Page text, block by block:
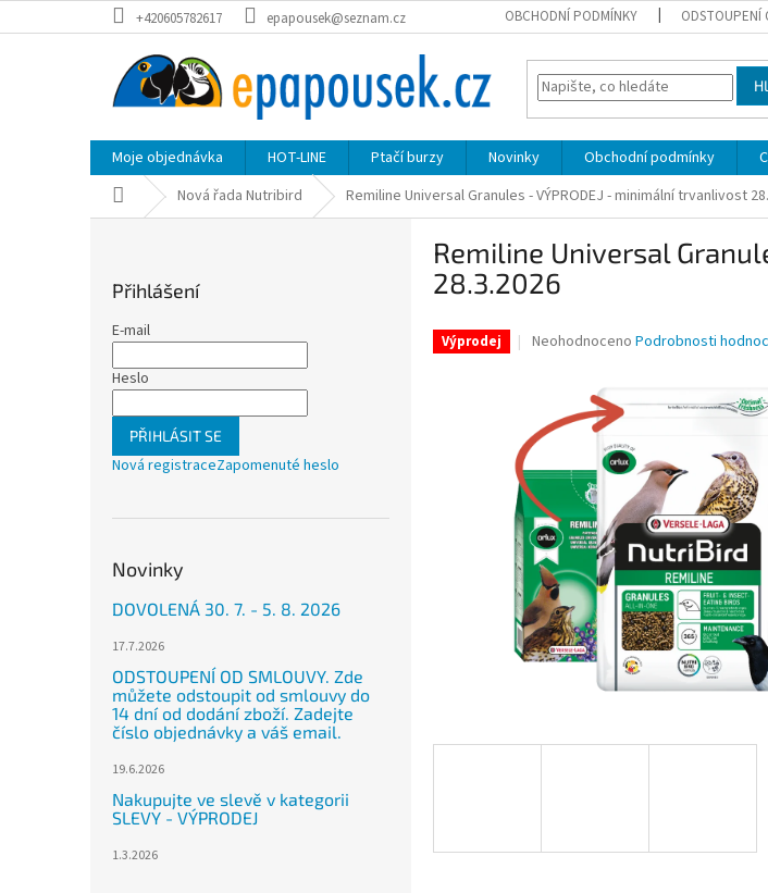
na
+420605782617 epapousek@seznam.cz OBCHODNÍ PODMÍNKY ODSTOUPENÍ
Moje objednávka HOT-LINE Ptačí burzy Novinky Obchodní podmínky
Domů Nová řada Nutribird Remiline Universal Granules - VÝPRODEJ - minimální trvanlivost
Přihlášení
E-mail
Heslo
PŘIHLÁSIT SE
Nová registraceZapomenuté heslo
Novinky
DOVOLENÁ 30. 7. - 5. 8. 2026
17.7.2026
ODSTOUPENÍ OD SMLOUVY. Zde
můžete odstoupit od smlouvy do
14 dní od dodání zboží. Zadejte
číslo objednávky a váš email.
19.6.2026
Nakupujte ve slevě v kategorii
SLEVY - VÝPRODEJ
1.3.2026
Remiline Universal
28.3.2026
Výprodej
Průměrné
0,0
z
hvězdiček.
Neohodnoceno Podrobnosti